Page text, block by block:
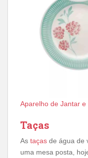
Aparelho de Jantar
Taças
As taças de água de
uma mesa posta,